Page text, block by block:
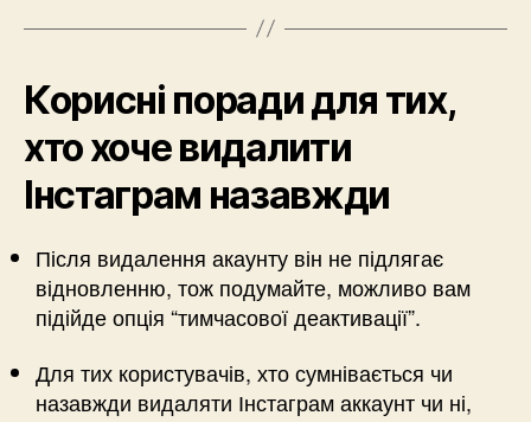
Корисні поради для тих,
хто хоче видалити
Інстаграм назавжди
Після видалення акаунту він не підлягає
відновленню, тож подумайте, можливо вам
підійде опція “тимчасової деактивації”.
Для тих користувачів, хто сумнівається чи
назавжди видаляти Інстаграм аккаунт чи ні,